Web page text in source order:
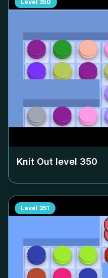
Level 350
Knit Out level 350
Level 351